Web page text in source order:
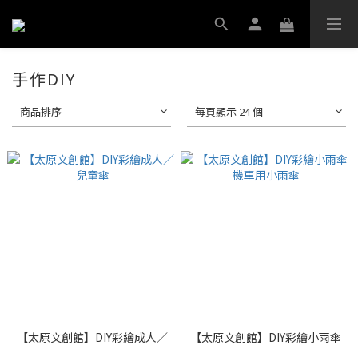
手作DIY
商品排序 每頁顯示 24 個
【太原文創館】DIY彩繪成人／
【太原文創館】DIY彩繪小雨傘